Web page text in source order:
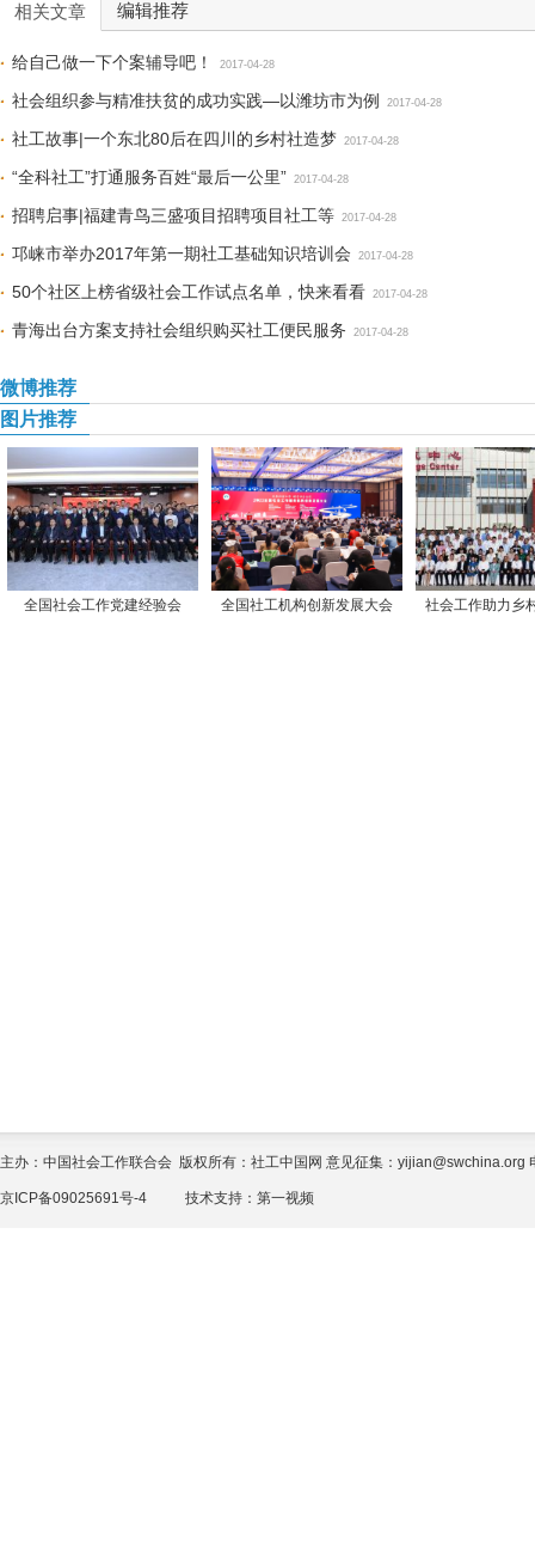
相关文章 编辑推荐
给自己做一下个案辅导吧！ 2017-04-28
社会组织参与精准扶贫的成功实践—以潍坊市为例 2017-04-28
社工故事|一个东北80后在四川的乡村社造梦 2017-04-28
“全科社工”打通服务百姓“最后一公里” 2017-04-28
招聘启事|福建青鸟三盛项目招聘项目社工等 2017-04-28
邛崃市举办2017年第一期社工基础知识培训会 2017-04-28
50个社区上榜省级社会工作试点名单，快来看看 2017-04-28
青海出台方案支持社会组织购买社工便民服务 2017-04-28
微博推荐
图片推荐
全国社会工作党建经验会 全国社工机构创新发展大会 社会工作助力乡
主办：中国社会工作联合会 版权所有：社工中国网 意见征集：yijian@swchina.org
京ICP备09025691号-4 技术支持： 第一视频